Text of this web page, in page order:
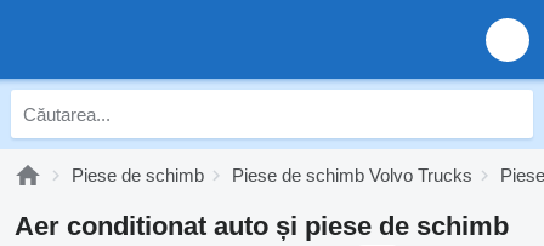
Piese de schimb Piese de schimb Volvo Trucks
Aer conditionat auto și piese de schimb